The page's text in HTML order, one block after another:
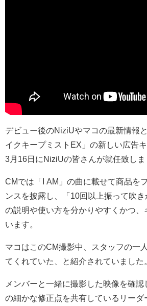
デビュー後のNiziUやマコの最新情報
イクキープミストEX」の新しい広告
3月16日にNiziUの皆さんが就任致しま
CMでは「I AM」の曲に載せて商品を
ンスを披露し、「10回以上振って吹
の説明や使い方を分かりやすくかつ、
います。
マコはこのCM撮影中、スタッフの一
てくれていた、と紹介されていました
メンバーと一緒に撮影した映像を確
の細かな修正点を共有しているリーダ